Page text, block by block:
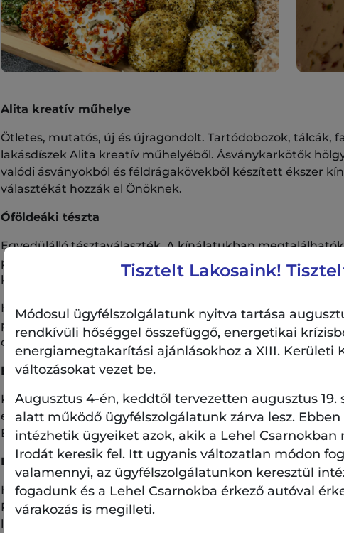
Alita kreatív műhelye
Ötletes, mutatós, új és újragondolt. Tartódobozok, tálcák,
lakásdíszek Alita kreatív műhelyéből. Ásványkarkötők
valódi ásványokból és féldrágakövekből készített ékszer
választékát hozzák el Önöknek.
Óföldeáki tészta
Egyedülálló tésztaválaszték. A kínálatukban megtalálhatók
prémium tészta, a durumtészták és a
követők számára is van ajánlatuk.
Hoznak levestésztákat, körettésztákat és olyan
paradicsomos lasagne, a szilvás-áfonyás keskenymetélt, a
cérnametélt. Próbálja ki Ön is a termékeket!
Boró Art ékszerek
Különleges divatékszert keres? Egyedi tervezésű ásvány-
el Önöknek Boróka. Medálok, nyakláncok, karkötők,
Ékesen pompázó kisszériás kézműves ékszerek a Boró Art
Derecskei Fenséges
Hagyományos gyümölcslekvárok, lekvár különlegességek
Reggelire, uzsonnára, sültekhez és süteményekhez,
lekvárokat.
Tisztelt Lakosaink!
Módosul ügyfélszolgálatunk nyitva tartása
rendkívüli hőséggel összefüggő, energetikai
energiamegtakarítási ajánlásokhoz a XIII. Kerületi
változásokat vezet be.
Augusztus 4-én, keddtől tervezetten augusztus 19.
alatt működő ügyfélszolgálatunk zárva lesz.
intézhetik ügyeiket azok, akik a Lehel
Irodát keresik fel. Itt ugyanis változatlan módon
valamennyi, az ügyfélszolgálatunkon keresztül
fogadunk és a Lehel Csarnokba érkező autóval
várakozás is megilleti.